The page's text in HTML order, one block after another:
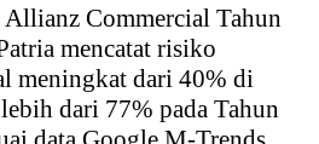
Commercial Tahun
mencatat risiko
meningkat dari 40% di
dari 77% pada Tahun